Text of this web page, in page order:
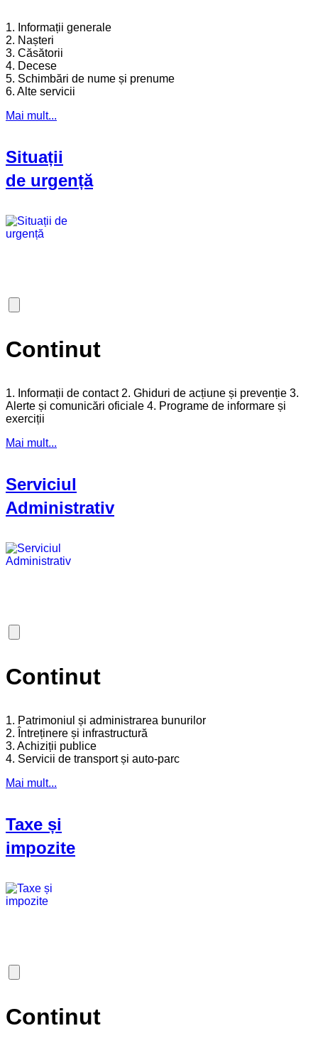
1. Informații generale
2. Nașteri
3. Căsătorii
4. Decese
5. Schimbări de nume și prenume
6. Alte servicii
Mai mult...
Situații
de urgență
Continut
1. Informații de contact 2. Ghiduri de acțiune și prevenție 3.
Alerte și comunicări oficiale 4. Programe de informare și
exerciții
Mai mult...
Serviciul
Administrativ
Continut
1. Patrimoniul și administrarea bunurilor
2. Întreținere și infrastructură
3. Achiziții publice
4. Servicii de transport și auto-parc
Mai mult...
Taxe și
impozite
Continut